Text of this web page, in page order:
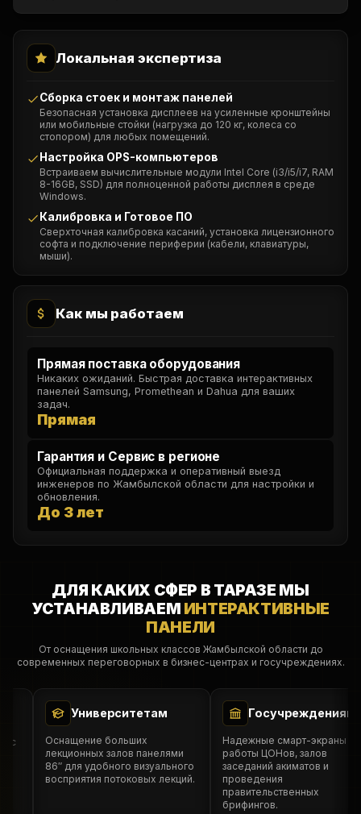
Локальная экспертиза
Сборка стоек и монтаж панелей
Безопасная установка дисплеев на усиленные кронштейны
или мобильные стойки (нагрузка до 120 кг, колеса со
стопором) для любых помещений.
Настройка OPS-компьютеров
Встраиваем вычислительные модули Intel Core (i3/i5/i7, RAM
8-16GB, SSD) для полноценной работы дисплея в среде
Windows.
Калибровка и Готовое ПО
Сверхточная калибровка касаний, установка лицензионного
софта и подключение периферии (кабели, клавиатуры,
мыши).
Как мы работаем
Прямая поставка оборудования
Никаких ожиданий. Быстрая доставка интерактивных
панелей Samsung, Promethean и Dahua для ваших
задач.
Прямая
Гарантия и Сервис в регионе
Официальная поддержка и оперативный выезд
инженеров по Жамбылской области для настройки и
обновления.
До 3 лет
ДЛЯ КАКИХ СФЕР В ТАРАЗЕ МЫ
УСТАНАВЛИВАЕМ ИНТЕРАКТИВНЫЕ
ПАНЕЛИ
От оснащения школьных классов Жамбылской области до
современных переговорных в бизнес-центрах и госучреждениях.
Университетам
Оснащение больших
лекционных залов панелями
86″ для удобного визуального
восприятия потоковых лекций.
Госучреждениям
Надежные смарт-экраны для
работы ЦОНов, залов
заседаний акиматов и
проведения
правительственных
брифингов.